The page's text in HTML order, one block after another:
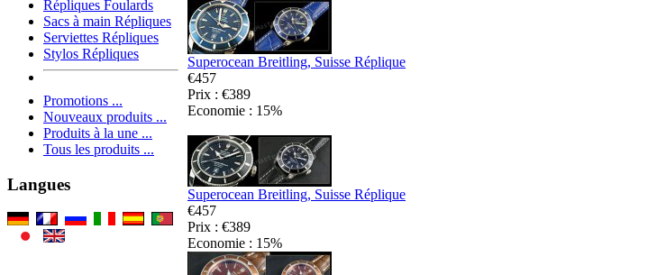
Répliques Foulards
Sacs à main Répliques
Serviettes Répliques
Stylos Répliques
Promotions ...
Nouveaux produits ...
Produits à la une ...
Tous les produits ...
Langues
Superocean Breitling, Suisse Réplique
€457
Prix : €389
Economie : 15%
Superocean Breitling, Suisse Réplique
€457
Prix : €389
Economie : 15%